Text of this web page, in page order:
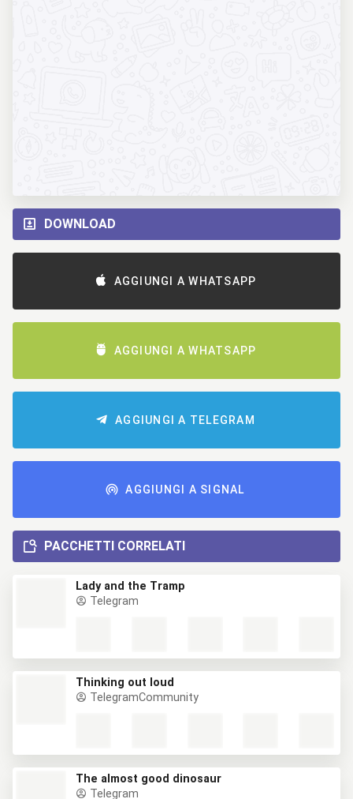
DOWNLOAD
AGGIUNGI A WHATSAPP
AGGIUNGI A WHATSAPP
AGGIUNGI A TELEGRAM
AGGIUNGI A SIGNAL
PACCHETTI CORRELATI
Lady and the Tramp
Telegram
Thinking out loud
TelegramCommunity
The almost good dinosaur
Telegram